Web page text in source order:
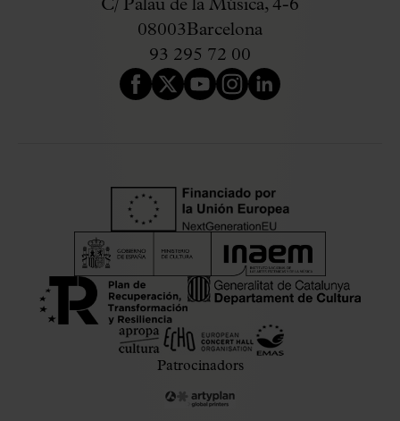
C/ Palau de la Música, 4-6
08003Barcelona
93 295 72 00
Patrocinadors